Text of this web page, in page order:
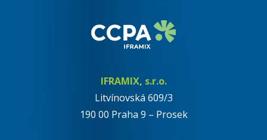
IFRAMIX, s.r.o.
Litvínovská 609/3
190 00 Praha 9 – Prosek